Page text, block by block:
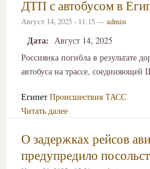
ДТП с автобусом в
Август 14, 2025 - 11:15 —admin
Дата: Август 14, 2025
Россиянка погибла в результате
автобуса на трассе,
Египет Происшествия ТАСС
Читать далее
О задержках рейсов
предупредило